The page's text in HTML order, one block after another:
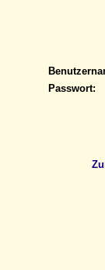
Passwort: